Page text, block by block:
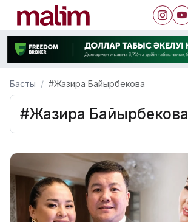
Басты #Жазира Байырбекова
#Жазира Байырбекова